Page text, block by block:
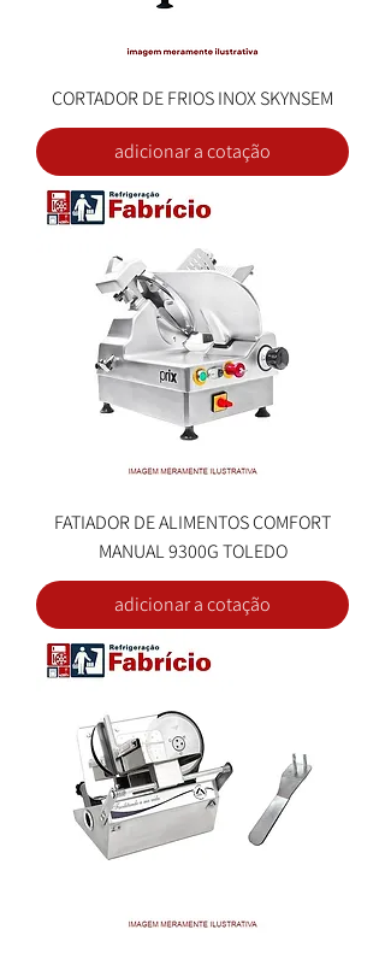
CORTADOR DE FRIOS INOX SKYNSEM
adicionar a cotação
FATIADOR DE ALIMENTOS COMFORT
MANUAL 9300G TOLEDO
adicionar a cotação